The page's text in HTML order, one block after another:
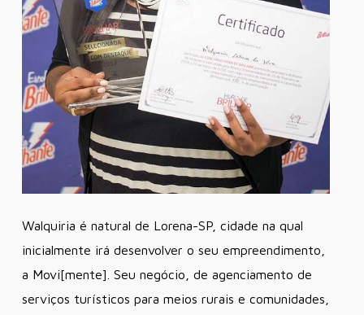
Walquiria é natural de Lorena-SP, cidade na qual
inicialmente irá desenvolver o seu empreendimento,
a Movi[mente]. Seu negócio, de agenciamento de
serviços turísticos para meios rurais e comunidades,